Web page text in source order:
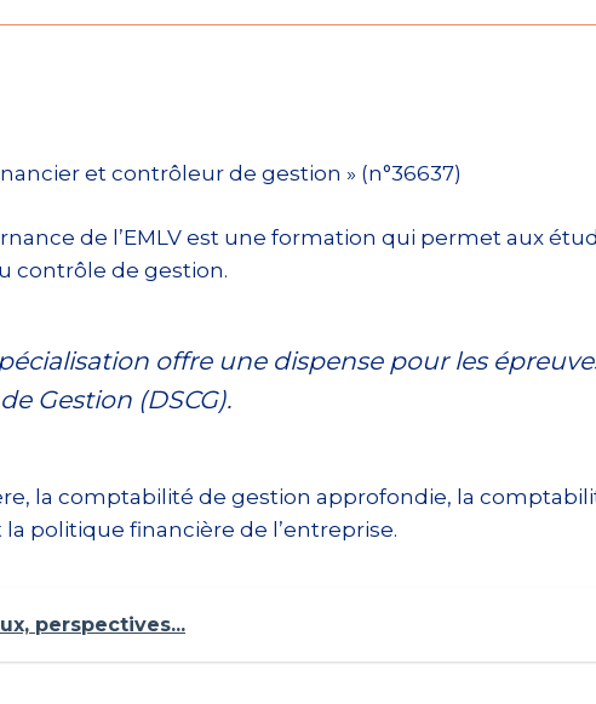
et contrôleur de gestion » (n°36637)
de l’EMLV est une formation qui permet aux
contrôle de gestion.
offre une dispense pour les
Gestion (DSCG).
la comptabilité de gestion approfondie, la
politique financière de l’entreprise.
perspectives...